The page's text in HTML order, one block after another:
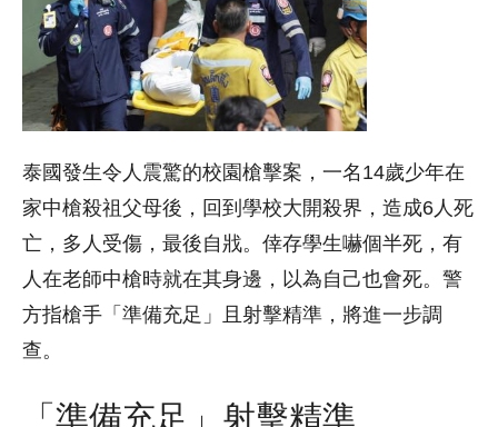
泰國發生令人震驚的校園槍擊案，一名14歲少年在
家中槍殺祖父母後，回到學校大開殺界，造成6人死
亡，多人受傷，最後自戕。倖存學生嚇個半死，有
人在老師中槍時就在其身邊，以為自己也會死。警
方指槍手「準備充足」且射擊精準，將進一步調
查。
「準備充足」射擊精準